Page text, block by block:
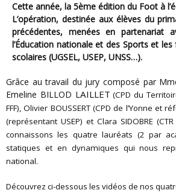
Cette année, la 5ème édition du Foot à l’école bat de son plein.
L’opération, destinée aux élèves du
précédentes, menées en partenariat
l’Éducation nationale et des Sports et
scolaires (UGSEL, USEP, UNSS…).
Grâce au travail du jury composé par Mmes Aurélie CORREIA et
Emeline BILLOD LAILLET (CPD du
FFF),Olivier BOUSSERT (CPD de l’Yonne et
(représentant USEP) et Clara SIDOBRE
connaissons les quatre lauréats (2 par
statiques et en dynamiques qui nous
national.
Découvrez ci-dessous les vidéos de nos